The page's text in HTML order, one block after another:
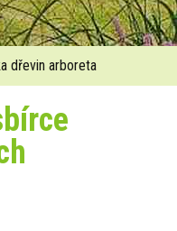
dřevin arboreta